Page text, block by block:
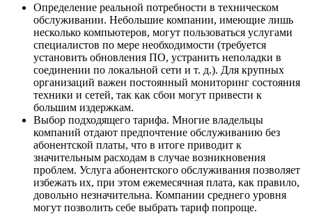
Определение реальной потребности в техническом
обслуживании. Небольшие компании, имеющие лишь
несколько компьютеров, могут пользоваться услугами
специалистов по мере необходимости (требуется
установить обновления ПО, устранить неполадки в
соединении по локальной сети и т. д.). Для крупных
организаций важен постоянный мониторинг состояния
техники и сетей, так как сбои могут привести к
большим издержкам.
Выбор подходящего тарифа. Многие владельцы
компаний отдают предпочтение обслуживанию без
абонентской платы, что в итоге приводит к
значительным расходам в случае возникновения
проблем. Услуга абонентского обслуживания позволяет
избежать их, при этом ежемесячная плата, как правило,
довольно незначительна. Компании среднего уровня
могут позволить себе выбрать тариф попроще.